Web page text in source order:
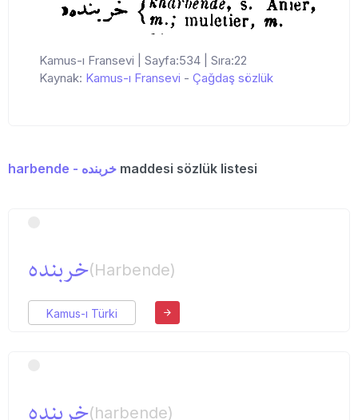
Kamus-ı Fransevi | Sayfa:534 | Sıra:22
Kaynak: Kamus-ı Fransevi - Çağdaş sözlük
harbende - خربنده maddesi sözlük listesi
خربنده(Harbende)
Kamus-ı Türki
خربنده(harbende)